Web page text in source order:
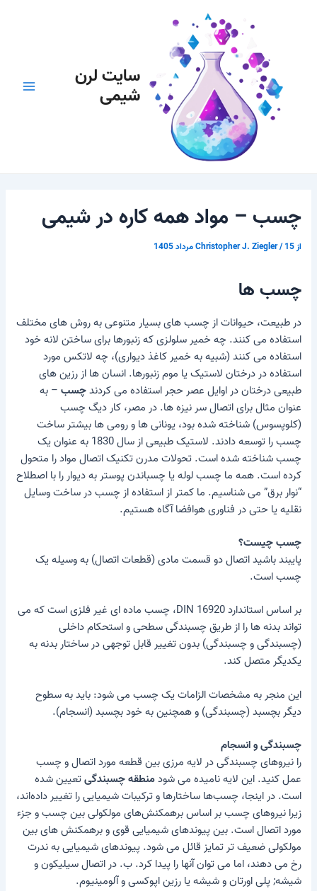
سایت لرن
شیمی
چسب – مواد همه کاره در شیمی
از Christopher J. Ziegler/15 مرداد 1405
چسب ها
در طبیعت، حیوانات از چسب های بسیار متنوعی به روش های مختلف
استفاده می کنند. چه خمیر سلولزی که زنبورها برای ساختن لانه خود
استفاده می کنند (شبیه به خمیر کاغذ دیواری)، چه لاتکس مورد
استفاده در درختان لاستیک یا موم زنبورها. انسان ها از رزین های
طبیعی درختان در اوایل عصر حجر استفاده می کردندچسب – به
عنوان مثال برای اتصال سر نیزه ها. در مصر، کار دیگ چسب
(کلوپسوس) شناخته شده بود، یونانی ها و رومی ها بیشتر ساخت
چسب را توسعه دادند. لاستیک طبیعی از سال 1830 به عنوان یک
چسب شناخته شده است. تحولات مدرن تکنیک اتصال مواد را متحول
کرده است. همه ما چسب لوله یا چسباندن پوستر به دیوار را با اصطلاح
“نوار برق” می شناسیم. ما کمتر از استفاده از چسب در ساخت وسایل
نقلیه یا حتی در فناوری هوافضا آگاه هستیم.
چسب چیست؟
پایبند باشیداتصال دو قسمت مادی (قطعات اتصال) به وسیله یک
چسب است.
بر اساس استاندارد 16920 DIN، چسب ماده ای غیر فلزی است که می
تواند بدنه ها را از طریق چسبندگی سطحی و استحکام داخلی
(چسبندگی و چسبندگی) بدون تغییر قابل توجهی در ساختار بدنه به
یکدیگر متصل کند.
این منجر به مشخصات الزامات یک چسب می شود: باید به سطوح
دیگر بچسبد (چسبندگی) و همچنین به خود بچسبد (انسجام).
چسبندگی و انسجام
رانیروهای چسبندگیدر لایه مرزی بین قطعه مورد اتصال و چسب
عمل کنید. این لایه نامیده می شودمنطقه چسبندگیتعیین شده
است. در اینجا، چسب‌ها ساختارها و ترکیبات شیمیایی را تغییر داده‌اند،
زیرا نیروهای چسب بر اساس برهمکنش‌های مولکولی بین چسب و جزء
مورد اتصال است. بین پیوندهای شیمیایی قوی و برهمکنش های بین
مولکولی ضعیف تر تمایز قائل می شود. پیوندهای شیمیایی به ندرت
رخ می دهند، اما می توان آنها را پیدا کرد. ب. در اتصال سیلیکون و
شیشه; پلی اورتان و شیشه یا رزین اپوکسی و آلومینیوم.